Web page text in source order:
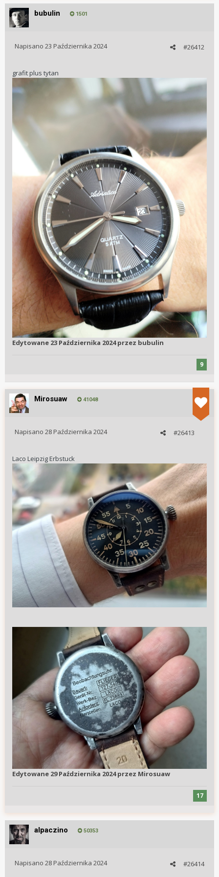
bubulin 1501
#26412
Napisano 23 Października 2024
grafit plus tytan
Edytowane 23 Października 2024przez bubulin
9
Mirosuaw 41048
#26413
Napisano 28 Października 2024
Laco Leipzig Erbstuck
Edytowane 29 Października 2024przez Mirosuaw
17
alpaczino 50353
#26414
Napisano 28 Października 2024